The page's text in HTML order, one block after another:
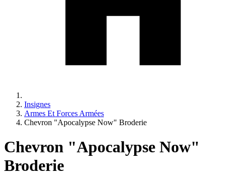
Insignes
Armes Et Forces Armées
Chevron "Apocalypse Now" Broderie
Chevron "Apocalypse Now"
Broderie